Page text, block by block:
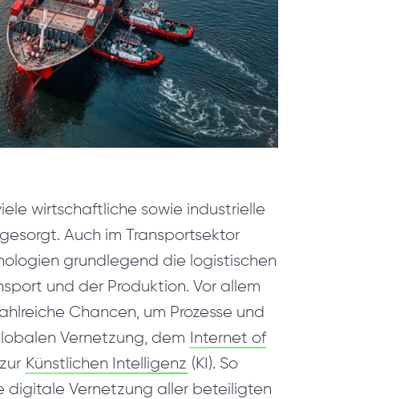
wirtschaftliche sowie industrielle
Auch im Transportsektor
grundlegend die logistischen
und der Produktion. Vor allem
Chancen, um Prozesse und
Vernetzung, dem
Internet of
Künstlichen Intelligenz (KI). So
digitale Vernetzung aller beteiligten
Telephony & Dynamics 365 Integration
Relationship Charts
MyQuiz
TECHONOLOGIEN
KARRIERE